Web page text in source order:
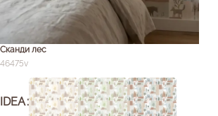
Сканди лес
46475v
IDEA